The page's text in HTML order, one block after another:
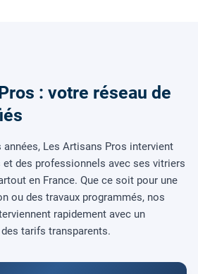
: votre réseau de
années, Les Artisans Pros intervient
des professionnels avec ses vitriers
en France. Que ce soit pour une
ou des travaux programmés, nos
rapidement avec un
tarifs transparents.